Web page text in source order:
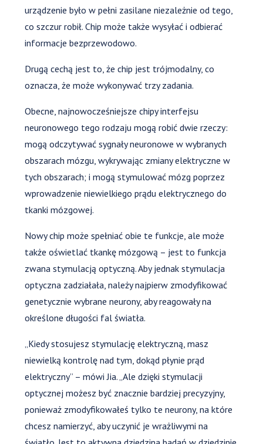
urządzenie było w pełni zasilane niezależnie od tego,
co szczur robił. Chip może także wysyłać i odbierać
informacje bezprzewodowo.
Drugą cechą jest to, że chip jest trójmodalny, co
oznacza, że może wykonywać trzy zadania.
Obecne, najnowocześniejsze chipy interfejsu
neuronowego tego rodzaju mogą robić dwie rzeczy:
mogą odczytywać sygnały neuronowe w wybranych
obszarach mózgu, wykrywając zmiany elektryczne w
tych obszarach; i mogą stymulować mózg poprzez
wprowadzenie niewielkiego prądu elektrycznego do
tkanki mózgowej.
Nowy chip może spełniać obie te funkcje, ale może
także oświetlać tkankę mózgową – jest to funkcja
zwana stymulacją optyczną. Aby jednak stymulacja
optyczna zadziałała, należy najpierw zmodyfikować
genetycznie wybrane neurony, aby reagowały na
określone długości fal światła.
„Kiedy stosujesz stymulację elektryczną, masz
niewielką kontrolę nad tym, dokąd płynie prąd
elektryczny” – mówi Jia. „Ale dzięki stymulacji
optycznej możesz być znacznie bardziej precyzyjny,
ponieważ zmodyfikowałeś tylko te neurony, na które
chcesz namierzyć, aby uczynić je wrażliwymi na